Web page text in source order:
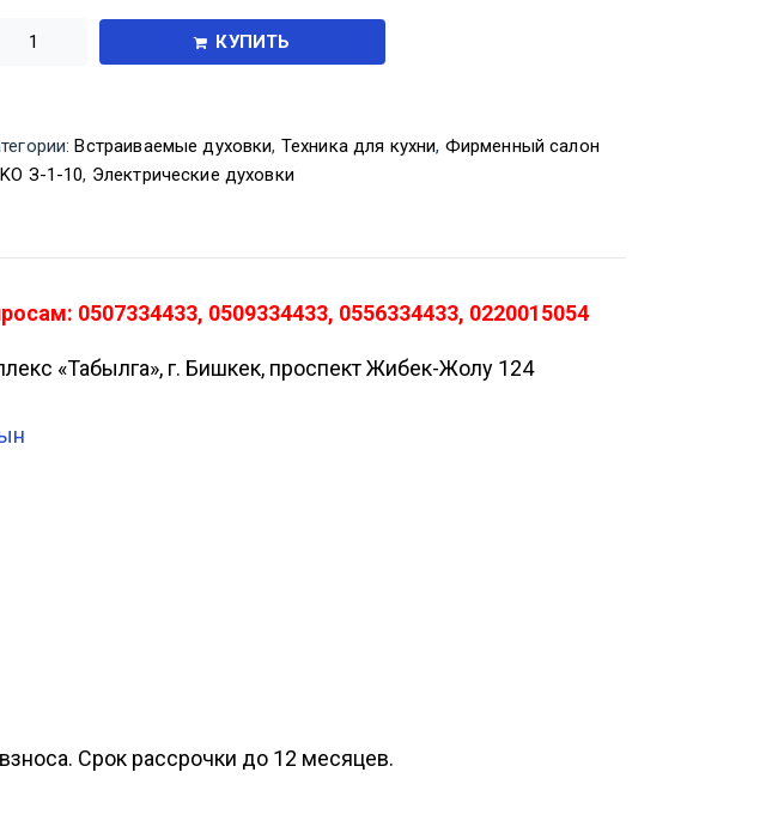
КУПИТЬ
Встраиваемые духовки, Техника для кухни, Фирменный салон
З-1-10, Электрические духовки
0507334433, 0509334433, 0556334433, 0220015054
«Табылга», г. Бишкек, проспект Жибек-Жолу 124
Срок рассрочки до 12 месяцев.